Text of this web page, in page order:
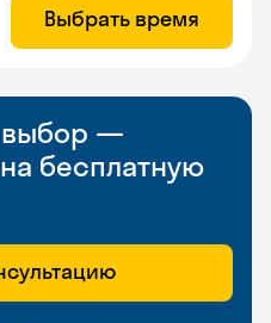
Выбрать время
выбор —
бесплатную